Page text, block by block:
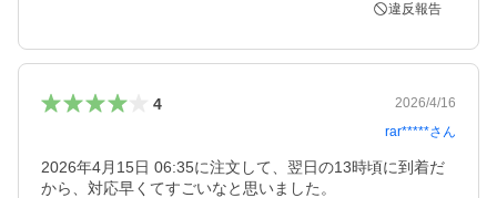
違反報告
4
2026/4/16
rar*****さん
2026年4月15日 06:35に注文して、翌日の13時頃に到着だ
から、対応早くてすごいなと思いました。